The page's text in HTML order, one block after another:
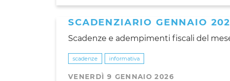
SCADENZIARIO GENNAIO
Scadenze e adempimenti fiscali del
scadenze informativa
VENERDÌ 9 GENNAIO 2026